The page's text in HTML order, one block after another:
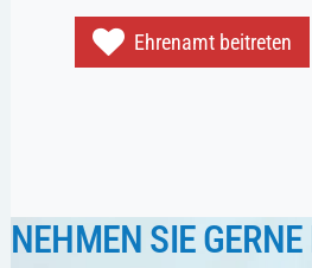
Ehrenamt beitreten
NEHMEN SIE